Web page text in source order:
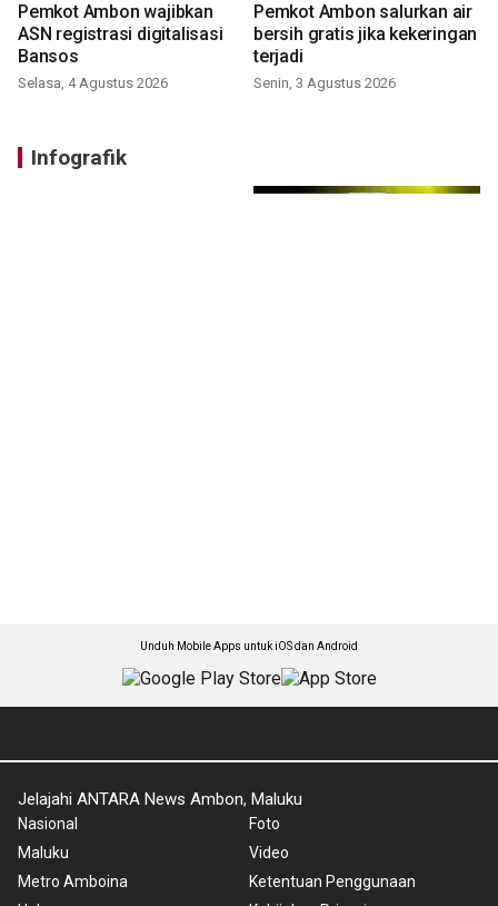
Pemkot Ambon wajibkan
ASN registrasi digitalisasi
Bansos
Selasa, 4 Agustus 2026
Pemkot Ambon salurkan air
bersih gratis jika kekeringan
terjadi
Senin, 3 Agustus 2026
Infografik
Unduh Mobile Apps untuk iOS dan Android
Jelajahi ANTARA News Ambon, Maluku
Nasional
Maluku
Metro Amboina
Foto
Video
Ketentuan Penggunaan